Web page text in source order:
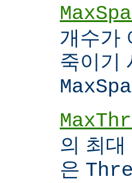
개수가
죽이기
의 최
은